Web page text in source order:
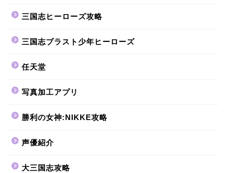
三国志ヒーローズ攻略
三国志ブラスト少年ヒーローズ
任天堂
写真加工アプリ
勝利の女神:NIKKE攻略
声優紹介
大三国志攻略